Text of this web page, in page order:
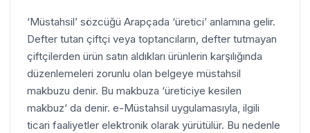
‘Müstahsil’ sözcüğü Arapçada ‘üretici’ anlamına gelir.
Defter tutan çiftçi veya toptancıların, defter tutmayan
çiftçilerden ürün satın aldıkları ürünlerin karşılığında
düzenlemeleri zorunlu olan belgeye müstahsil
makbuzu denir. Bu makbuza ‘üreticiye kesilen
makbuz‘ da denir. e-Müstahsil uygulamasıyla, ilgili
ticari faaliyetler elektronik olarak yürütülür. Bu nedenle